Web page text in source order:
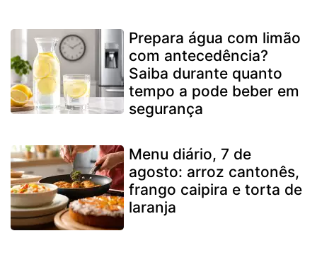
Prepara água com limão
com antecedência?
Saiba durante quanto
tempo a pode beber em
segurança
Menu diário, 7 de
agosto: arroz cantonês,
frango caipira e torta de
laranja